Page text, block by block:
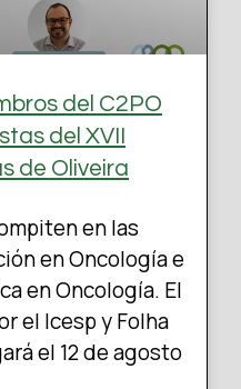
del C2PO
del XVII
de Oliveira
en las
en Oncología e
en Oncología. El
el Icesp y Folha
el 12 de agosto